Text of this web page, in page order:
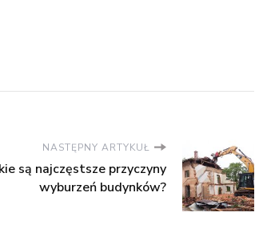
NASTĘPNY ARTYKUŁ
są najczęstsze przyczyny
wyburzeń budynków?